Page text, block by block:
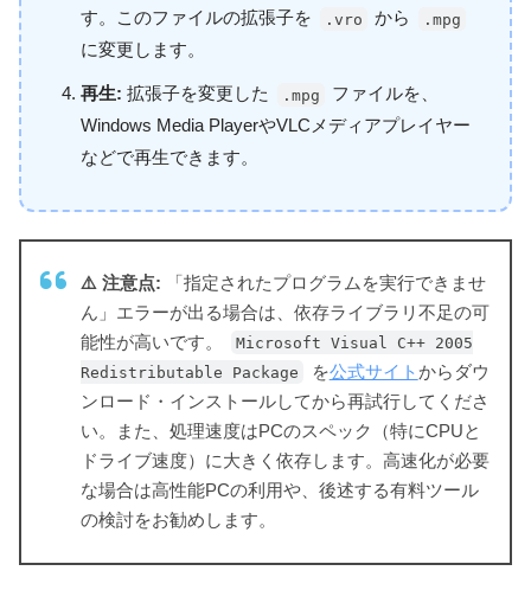
す。このファイルの拡張子を .vro から .mpg
に変更します。
再生: 拡張子を変更した .mpg
ファイルを、
Windows Media PlayerやVLCメディアプレイヤー
などで再生できます。
⚠️ 注意点: 「指定されたプログラムを実行できませ
ん」エラーが出る場合は、依存ライブラリ不足の可
能性が高いです。
Microsoft Visual C++ 2005
Redistributable Package
を公式サイトからダウ
ンロード・インストールしてから再試行してくださ
い。また、処理速度はPCのスペック（特にCPUと
ドライブ速度）に大きく依存します。高速化が必要
な場合は高性能PCの利用や、後述する有料ツール
の検討をお勧めします。